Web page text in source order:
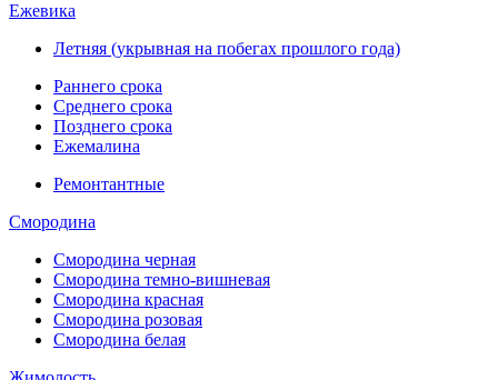
Ежевика
Летняя (укрывная на побегах прошлого года)
Раннего срока
Среднего срока
Позднего срока
Ежемалина
Ремонтантные
Смородина
Смородина черная
Смородина темно-вишневая
Смородина красная
Смородина розовая
Смородина белая